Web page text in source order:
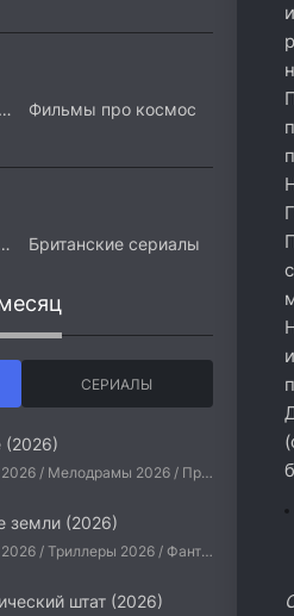
Американские фильмы
Фильмы про космос
сериалы
Британские сериалы
СЕРИАЛЫ
(2026)
Боевики 2026 / Мелодрамы 2026 / Приключения 2026 / Ужасы 2026 / Фантастические 2026 / Зарубежные фильмы 2026 / Американские фильмы / Фильмы 2026
земли (2026)
Боевики 2026 / Триллеры 2026 / Фантастические 2026 / Зарубежные фильмы 2026 / Американские фильмы / Фильмы 2026
штат (2026)